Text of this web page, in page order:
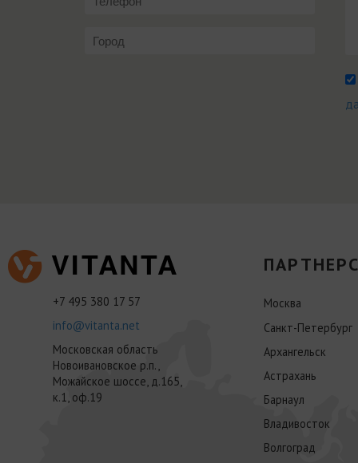
+7 495 380 17 57
info@vitanta.net
Московская область
Новоивановское р.п.,
Можайское шоссе, д.165,
к.1, оф.19
Москва
Санкт-Петербург
Архангельск
Астрахань
Барнаул
Владивосток
Волгоград